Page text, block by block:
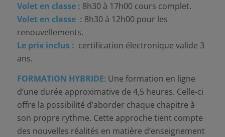
Volet en classe : 8h30 à 17h00 cours complet.
Volet en classe : 8h30 à 12h00 pour les
renouvellements.
Le prix inclus : certification électronique valide 3
ans.
FORMATION HYBRIDE: Une formation en ligne
d’une durée approximative de 4,5 heures. Celle-ci
offre la possibilité d’aborder chaque chapitre à
son propre rythme. Cette approche tient compte
des nouvelles réalités en matière d’enseignement